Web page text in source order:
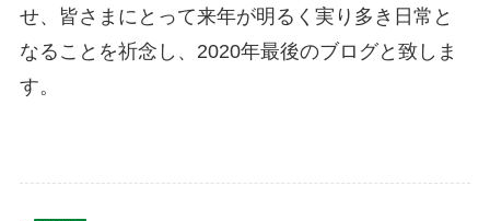
せ、皆さまにとって来年が明るく実り多き日常と
なることを祈念し、2020年最後のブログと致しま
す。